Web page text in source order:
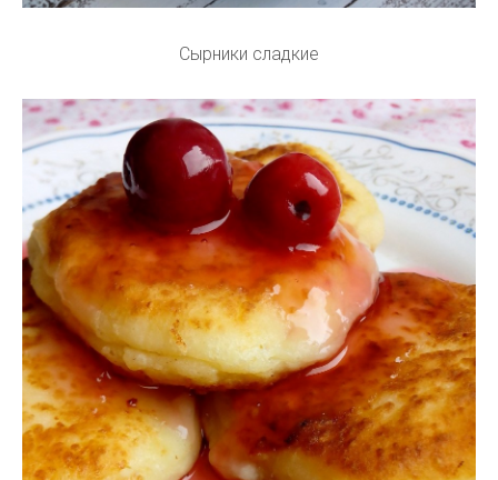
Сырники сладкие